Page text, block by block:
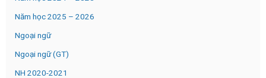
Năm học 2025 – 2026
Ngoại ngữ
Ngoại ngữ (GT)
NH 2020-2021